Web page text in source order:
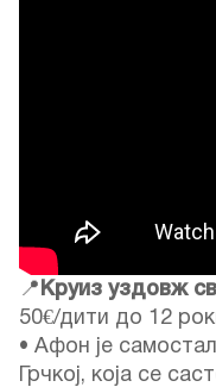
📍 Круиз уздовж
50€/дити до 12
• Афон је
Грчкој, која се